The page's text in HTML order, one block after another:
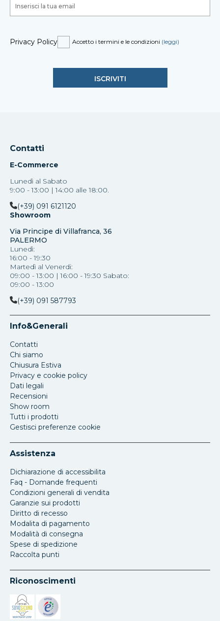
Privacy Policy Accetto i termini e le condizioni (leggi)
Contatti
E-Commerce
Lunedì al Sabato
9:00 - 13:00 | 14:00 alle 18:00.
(+39) 091 6121120
Showroom
Via Principe di Villafranca, 36
PALERMO
Lunedì:
16:00 - 19:30
Martedì al Venerdi:
09:00 - 13:00 | 16:00 - 19:30 Sabato:
09:00 - 13:00
(+39) 091 587793
Info&Generali
Contatti
Chi siamo
Chiusura Estiva
Privacy e cookie policy
Dati legali
Recensioni
Show room
Tutti i prodotti
Gestisci preferenze cookie
Assistenza
Dichiarazione di accessibilita
Faq - Domande frequenti
Condizioni generali di vendita
Garanzie sui prodotti
Diritto di recesso
Modalita di pagamento
Modalità di consegna
Spese di spedizione
Raccolta punti
Riconoscimenti